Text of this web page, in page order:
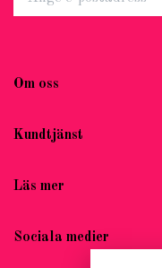
Om oss
Kundtjänst
Läs mer
Sociala medier